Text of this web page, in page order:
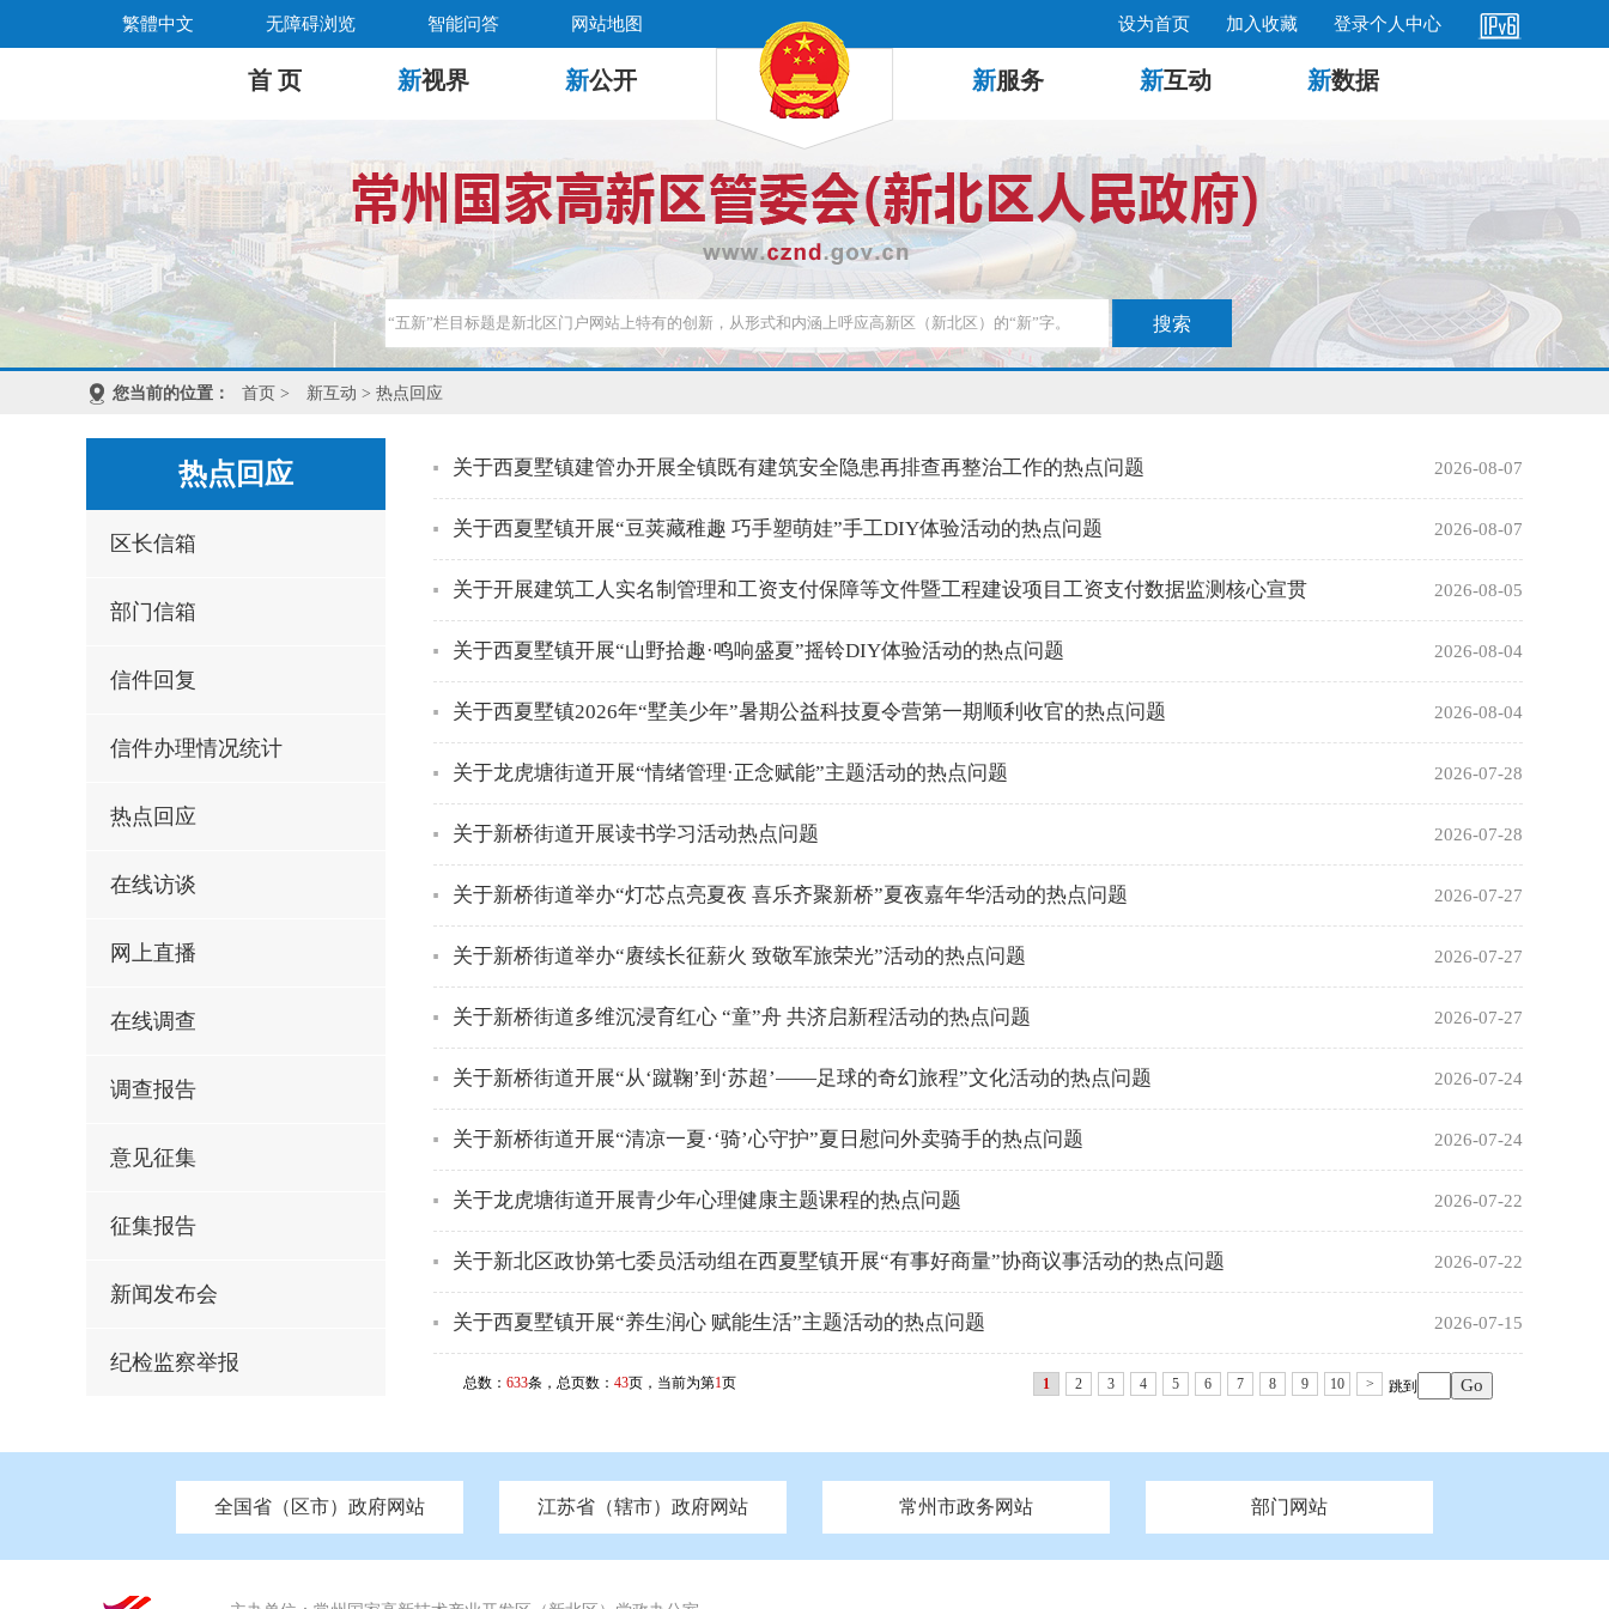
繁體中文 无障碍浏览 智能问答 网站地图 设为首页 加入收藏 登录个人中心
首 页 新视界 新公开 新服务 新互动 新数据
您当前的位置： 首页 > 新互动 > 热点回应
热点回应
区长信箱
部门信箱
信件回复
信件办理情况统计
热点回应
在线访谈
网上直播
在线调查
调查报告
意见征集
征集报告
新闻发布会
纪检监察举报
关于西夏墅镇建管办开展全镇既有建筑安全隐患再排查再整治工作的热点问题 2026-08-07
关于西夏墅镇开展“豆荚藏稚趣 巧手塑萌娃”手工DIY体验活动的热点问题 2026-08-07
关于开展建筑工人实名制管理和工资支付保障等文件暨工程建设项目工资支付数据监测核心宣贯 2026-08-05
关于西夏墅镇开展“山野拾趣·鸣响盛夏”摇铃DIY体验活动的热点问题 2026-08-04
关于西夏墅镇2026年“墅美少年”暑期公益科技夏令营第一期顺利收官的热点问题 2026-08-04
关于龙虎塘街道开展“情绪管理·正念赋能”主题活动的热点问题 2026-07-28
关于新桥街道开展读书学习活动热点问题 2026-07-28
关于新桥街道举办“灯芯点亮夏夜 喜乐齐聚新桥”夏夜嘉年华活动的热点问题 2026-07-27
关于新桥街道举办“赓续长征薪火 致敬军旅荣光”活动的热点问题 2026-07-27
关于新桥街道多维沉浸育红心 “童”舟 共济启新程活动的热点问题 2026-07-27
关于新桥街道开展“从‘蹴鞠’到‘苏超’——足球的奇幻旅程”文化活动的热点问题 2026-07-24
关于新桥街道开展“清凉一夏·‘骑’心守护”夏日慰问外卖骑手的热点问题 2026-07-24
关于龙虎塘街道开展青少年心理健康主题课程的热点问题 2026-07-22
关于新北区政协第七委员活动组在西夏墅镇开展“有事好商量”协商议事活动的热点问题 2026-07-22
关于西夏墅镇开展“养生润心 赋能生活”主题活动的热点问题 2026-07-15
总数： 633条，总页数： 43页，当前为第1页 1 2 3 4 5 6 7 8 9 10 > 跳到
全国省（区市）政府网站
北京 天津 重庆 河南 河北 山西 辽宁 吉林 黑龙江 上海 山东 江苏 浙江 安徽 福建 江西 河南 湖北
江苏省（辖市）政府网站
中国江苏 南京市政府 苏州市政府 无锡市政府 常州市政府 徐州市政府 镇江市政府 扬州市政府 泰州市政府 盐城市政府
常州市政务网站
市发改委 市工信局 市教育局 市科技局 市民族宗教事务局 市公安局 市民政局 市司法局 市财政局 市人社局 市自然资源和规划局
市应急管理局 市审计局 市外事办 市生态环境局 市城管局
部门网站
区人大 区政协 纪委监委 检察院 组织部